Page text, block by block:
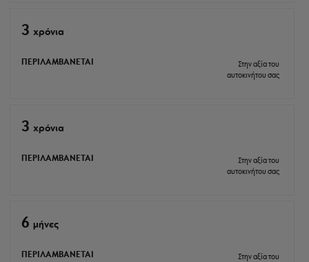
3 xρόνια
ΠΕΡΙΛΑΜΒΑΝΕΤΑΙ
Στην αξία του
αυτοκινήτου σας
3 xρόνια
ΠΕΡΙΛΑΜΒΑΝΕΤΑΙ
Στην αξία του
αυτοκινήτου σας
6 μήνες
ΠΕΡΙΛΑΜΒΑΝΕΤΑΙ
Στην αξία του